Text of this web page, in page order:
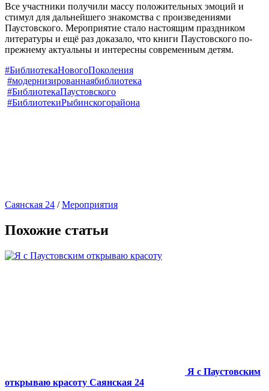
Все участники получили массу положительных эмоций и
стимул для дальнейшего знакомства с произведениями
Паустовского. Мероприятие стало настоящим праздником
литературы и ещё раз доказало, что книги Паустовского по-
прежнему актуальны и интересны современным детям.
#БиблиотекаНовогоПоколения
#модернизированнаябиблиотека
#БиблиотекаПаустовского
#БиблиотекиРыбинскогорайона
Саянская 24 /Мероприятия
Похожие статьи
Я с Паустовским
открываю красоту Саянская 24